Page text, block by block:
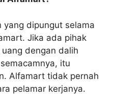
dipungut selama
Jika ada pihak
dengan dalih
itu
Alfamart tidak pernah
pelamar kerjanya.